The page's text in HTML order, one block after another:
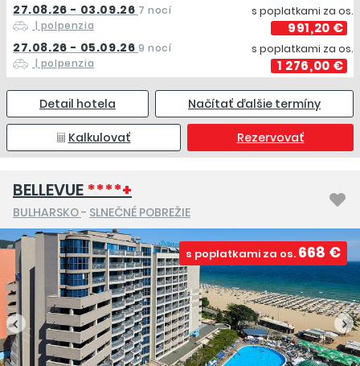
27.08.26 - 03.09.26 7 nocí
| polpenzia
s poplatkami za os.
991,20 €
27.08.26 - 05.09.26 9 nocí
| polpenzia
s poplatkami za os.
1 276,00 €
Detail hotela Načítať ďalšie termíny
Kalkulovať Rezervovať
BELLEVUE****+
BULHARSKO- SLNEČNÉ POBREŽIE
s poplatkami za os. 668 €